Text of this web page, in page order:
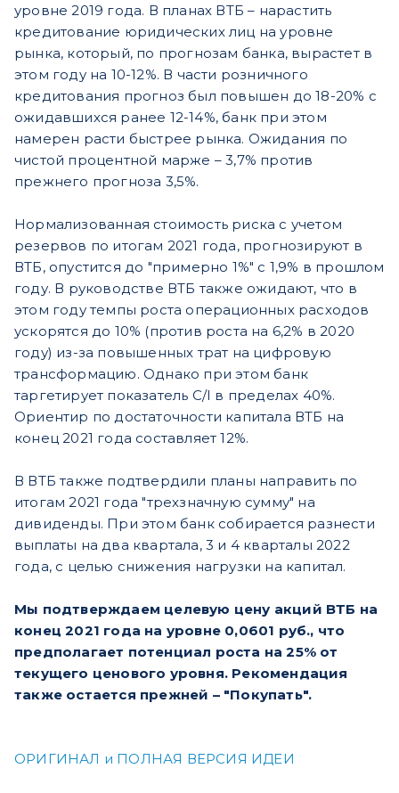
уровне 2019 года. В планах ВТБ – нарастить
кредитование юридических лиц на уровне
рынка, который, по прогнозам банка, вырастет в
этом году на 10-12%. В части розничного
кредитования прогноз был повышен до 18-20% с
ожидавшихся ранее 12-14%, банк при этом
намерен расти быстрее рынка. Ожидания по
чистой процентной марже – 3,7% против
прежнего прогноза 3,5%.
Нормализованная стоимость риска с учетом
резервов по итогам 2021 года, прогнозируют в
ВТБ, опустится до "примерно 1%" с 1,9% в прошлом
году. В руководстве ВТБ также ожидают, что в
этом году темпы роста операционных расходов
ускорятся до 10% (против роста на 6,2% в 2020
году) из-за повышенных трат на цифровую
трансформацию. Однако при этом банк
таргетирует показатель C/I в пределах 40%.
Ориентир по достаточности капитала ВТБ на
конец 2021 года составляет 12%.
В ВТБ также подтвердили планы направить по
итогам 2021 года "трехзначную сумму" на
дивиденды. При этом банк собирается разнести
выплаты на два квартала, 3 и 4 кварталы 2022
года, с целью снижения нагрузки на капитал.
Мы подтверждаем целевую цену акций ВТБ на
конец 2021 года на уровне 0,0601 руб., что
предполагает потенциал роста на 25% от
текущего ценового уровня. Рекомендация
также остается прежней – "Покупать".
ОРИГИНАЛ и ПОЛНАЯ ВЕРСИЯ ИДЕИ